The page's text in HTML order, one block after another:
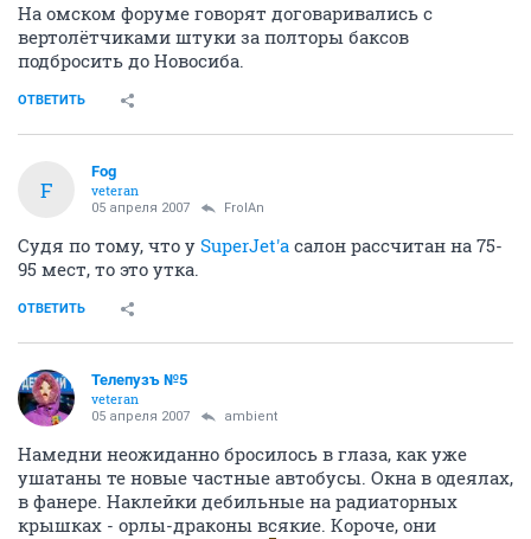
На омском форуме говорят договаривались с
вертолётчиками штуки за полторы баксов
подбросить до Новосиба.
ОТВЕТИТЬ
F
Fоg
veteran
05 апреля 2007 FrolAn
Судя по тому, что у SuperJet'а салон рассчитан на 75-
95 мест, то это утка.
ОТВЕТИТЬ
Телепузъ №5
veteran
05 апреля 2007 ambient
Намедни неожиданно бросилось в глаза, как уже
ушатаны те новые частные автобусы. Окна в одеялах,
в фанере. Наклейки дебильные на радиаторных
крышках - орлы-драконы всякие. Короче, они